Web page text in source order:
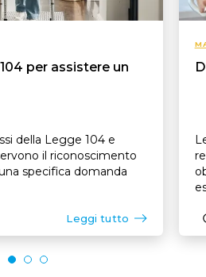
per assistere un
della Legge 104 e
il riconoscimento
specifica domanda
Leggi tutto